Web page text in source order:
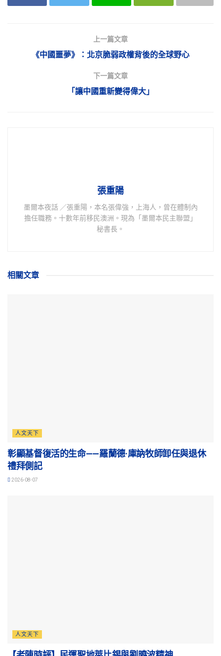
上一篇文章
《中國噩夢》：北京脆弱政權背後的全球野心
下一篇文章
「讓中國重新變得偉大」
張重陽
墨爾本夜話 ／張重陽，本名張偉強，上海人，曾在體制內
擔任職務。十數年前移民澳洲。現為「墨爾本民主聯盟」
秘書長。
相關文章
人文天下
彰顯基督復活的生命——羅蘭德·庫訥牧師卸任與退休
禮拜側記
2026-08-07
人文天下